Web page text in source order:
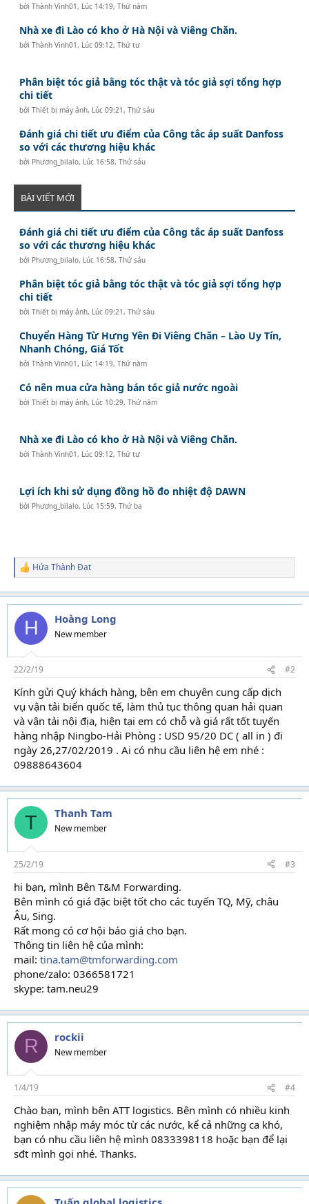
bởiThành Vinh01 , Lúc 14:19, Thứ năm
Nhà xe đi Lào có kho ở Hà Nội và Viêng Chăn.
bởiThành Vinh01 , Lúc 09:12, Thứ tư
Phân biệt tóc giả bằng tóc thật và tóc giả sợi tổng hợp
chi tiết
bởiThiết bị máy ảnh, Lúc 09:21, Thứ sáu
Đánh giá chi tiết ưu điểm của Công tắc áp suất Danfoss
so với các thương hiệu khác
bởi Phương_bilalo, Lúc 16:58, Thứ sáu
BÀI VIẾT MỚI
Đánh giá chi tiết ưu điểm của Công tắc áp suất Danfoss
so với các thương hiệu khác
bởi Phương_bilalo, Lúc 16:58, Thứ sáu
Phân biệt tóc giả bằng tóc thật và tóc giả sợi tổng hợp
chi tiết
bởiThiết bị máy ảnh, Lúc 09:21, Thứ sáu
Chuyển Hàng Từ Hưng Yên Đi Viêng Chăn – Lào Uy Tín,
Nhanh Chóng, Giá Tốt
bởiThành Vinh01 , Lúc 14:19, Thứ năm
Có nên mua cửa hàng bán tóc giả nước ngoài
bởiThiết bị máy ảnh, Lúc 10:29, Thứ năm
Nhà xe đi Lào có kho ở Hà Nội và Viêng Chăn.
bởiThành Vinh01 , Lúc 09:12, Thứ tư
Lợi ích khi sử dụng đồng hồ đo nhiệt độ DAWN
bởi Phương_bilalo, Lúc 15:59, Thứ ba
R
a
c
t
o
s
:
Hứa Thành Đạt
H Hoàng Long
New member
22/2/19 #2
Kính gửi Quý khách hàng, bên em chuyên cung cấp dịch
vụ vận tải biển quốc tế, làm thủ tục thông quan hải quan
và vận tải nội địa, hiện tại em có chỗ và giá rất tốt tuyến
hàng nhập Ningbo-Hải Phòng : USD 95/20 DC ( all in ) đi
ngày 26,27/02/2019 . Ai có nhu cầu liên hệ em nhé :
09888643604
T Thanh Tam
New member
25/2/19 #3
hi bạn, mình Bên T&M Forwarding.
Bên mình có giá đặc biệt tốt cho các tuyến TQ, Mỹ, châu
Âu, Sing.
Rất mong có cơ hội báo giá cho bạn.
Thông tin liên hệ của mình:
mail: tina.tam@tmforwarding.com
phone/zalo: 0366581721
skype: tam.neu29
R rockii
New member
1/4/19 #4
Chào bạn, mình bên ATT logistics. Bên mình có nhiều kinh
nghiệm nhập máy móc từ các nước, kể cả những ca khó,
bạn có nhu cầu liên hệ mình 0833398118 hoặc bạn để lại
sđt mình gọi nhé. Thanks.